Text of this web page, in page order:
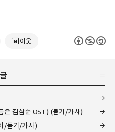
이웃
은 김삼순 OST) (듣기/가사)
/듣기/가사)